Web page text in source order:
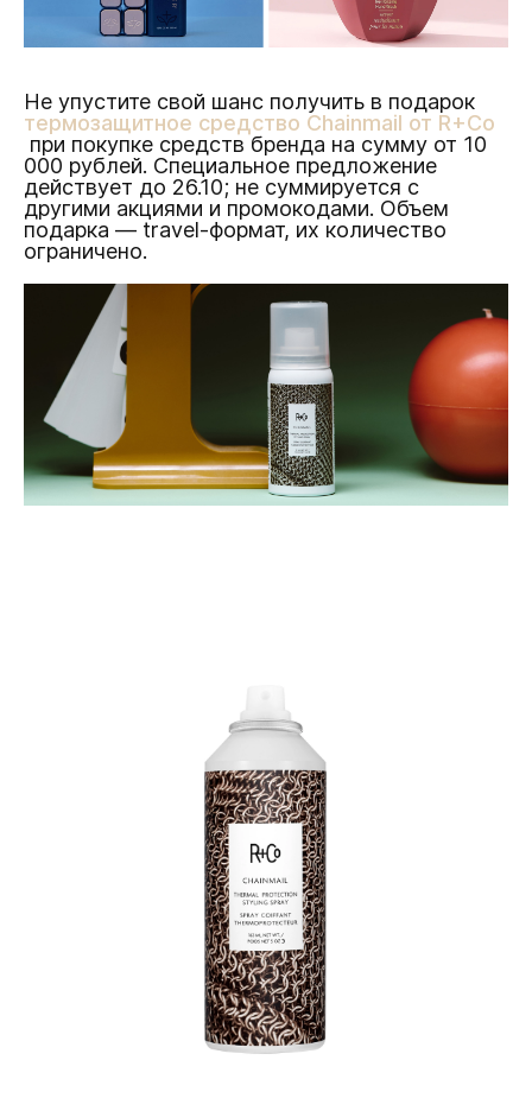
Не упустите свой шанс получить в подарок
термозащитное средство Сhainmail от R+Co
при покупке средств бренда на сумму от 10
000 рублей. Специальное предложение
действует до 26.10; не суммируется с
другими акциями и промокодами. Объем
подарка — travel-формат, их количество
ограничено.